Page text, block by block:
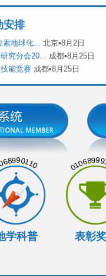
安排
素地球化... 北京▪8月2日
究分会20... 成都▪8月25日
能竞赛 成都▪8月25日
学科普 表彰